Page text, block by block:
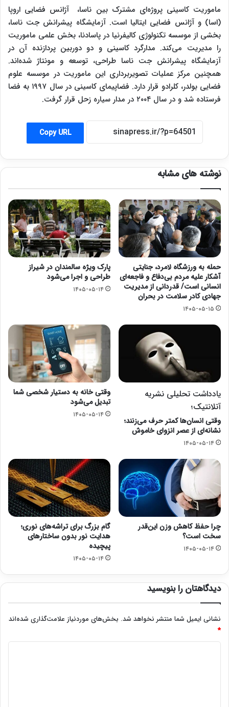
ماموریت کاسینی پروژه‌ای مشترک بین ناسا، آژانس فضایی اروپا
(اسا) و آژانس فضایی ایتالیا است. آزمایشگاه پیشرانش جت ناسا،
بخشی از موسسه تکنولوژی کالیفرنیا در پاسادنا، بخش علمی ماموریت
را مدیریت می‌کند. مدارگرد کاسینی و دو دوربین پردازنده آن در
آزمایشگاه پیشرانش جت ناسا طراحی، توسعه و مونتاژ شده‌اند.
همچنین مرکز عملیات تصویربرداری این ماموریت در موسسه علوم
فضایی بولدر، کلرادو قرار دارد. فضاپیمای کاسینی در سال ۱۹۹۷ به فضا
فرستاده شد و در سال ۲۰۰۴ در مدار سیاره زحل قرار گرفت.
Copy URL
نوشته های مشابه
حمله به ورزشگاه لامرد، جنایتی
آشکار علیه مردم بی‌دفاع و فاجعه‌ای
انسانی است/ قدردانی از مدیریت
جهادی کادر سلامت در بحران
۱۴۰۵-۰۵-۱۵
پارک ویژه سالمندان در شیراز
طراحی و اجرا می‌شود
۱۴۰۵-۰۵-۱۴
یادداشت تحلیلی نشریه
آتلانتیک؛
وقتی انسان‌ها کمتر حرف می‌زنند؛
نشانه‌ای از عصر انزوای خاموش
۱۴۰۵-۰۵-۱۴
وقتی خانه به دستیار شخصی شما
تبدیل می‌شود
۱۴۰۵-۰۵-۱۴
چرا حفظ کاهش وزن این‌قدر
سخت است؟
۱۴۰۵-۰۵-۱۴
گام بزرگ برای تراشه‌های نوری؛
هدایت نور بدون ساختارهای
پیچیده
۱۴۰۵-۰۵-۱۴
دیدگاهتان را بنویسید
نشانی ایمیل شما منتشر نخواهد شد. بخش‌های موردنیاز علامت‌گذاری شده‌اند
*